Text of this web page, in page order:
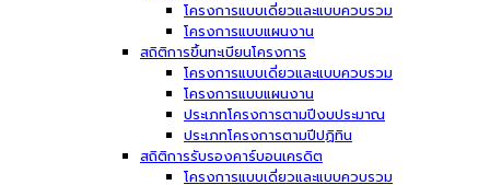
โครงการแบบเดี่ยวและแบบควบรวม
โครงการแบบแผนงาน
สถิติการขึ้นทะเบียนโครงการ
โครงการแบบเดี่ยวและแบบควบรวม
โครงการแบบแผนงาน
ประเภทโครงการตามปีงบประมาณ
ประเภทโครงการตามปีปฏิทิน
สถิติการรับรองคาร์บอนเครดิต
โครงการแบบเดี่ยวและแบบควบรวม